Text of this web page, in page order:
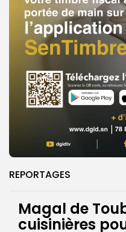
REPORTAGES
Magal de
cuisinières